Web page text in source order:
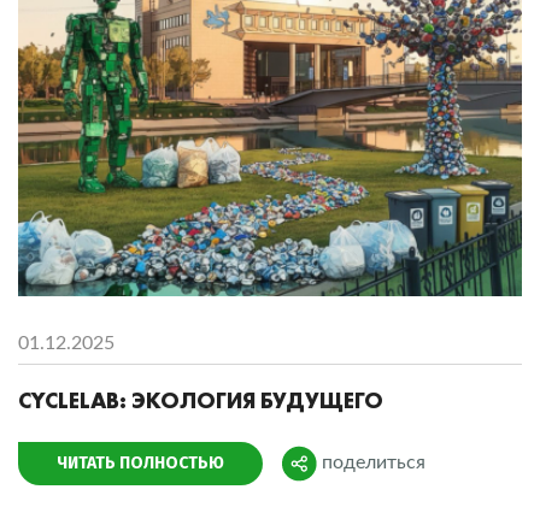
01.12.2025
CYCLELAB: ЭКОЛОГИЯ БУДУЩЕГО
ЧИТАТЬ ПОЛНОСТЬЮ Поделиться
поделиться